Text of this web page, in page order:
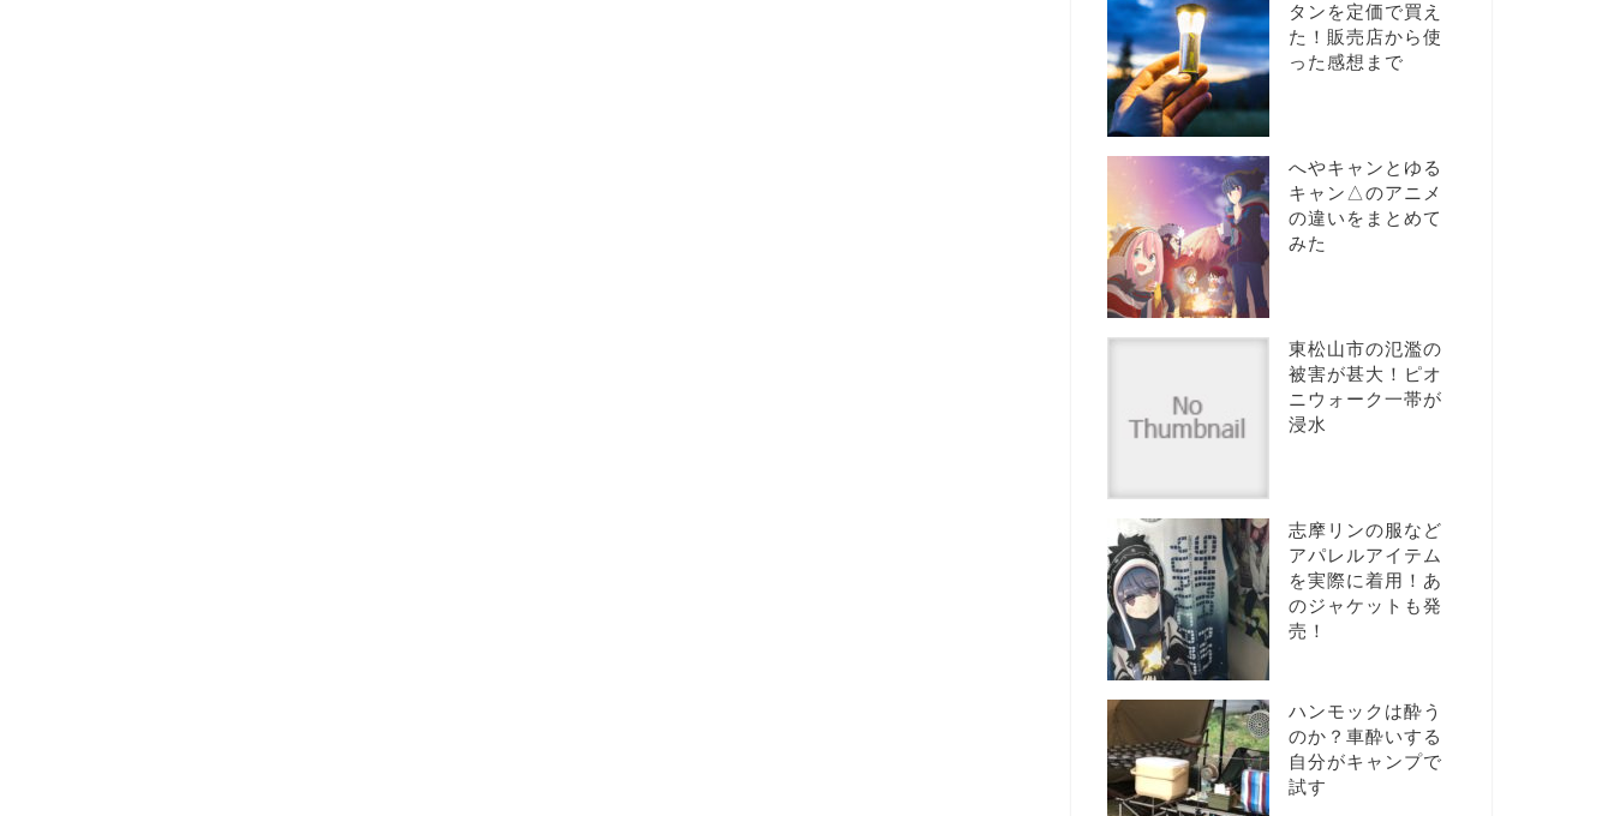
タンを定価で買え
た！販売店から使
った感想まで
へやキャンとゆる
キャン△のアニメ
の違いをまとめて
みた
東松山市の氾濫の
被害が甚大！ピオ
ニウォーク一帯が
浸水
志摩リンの服など
アパレルアイテム
を実際に着用！あ
のジャケットも発
売！
ハンモックは酔う
のか？車酔いする
自分がキャンプで
試す